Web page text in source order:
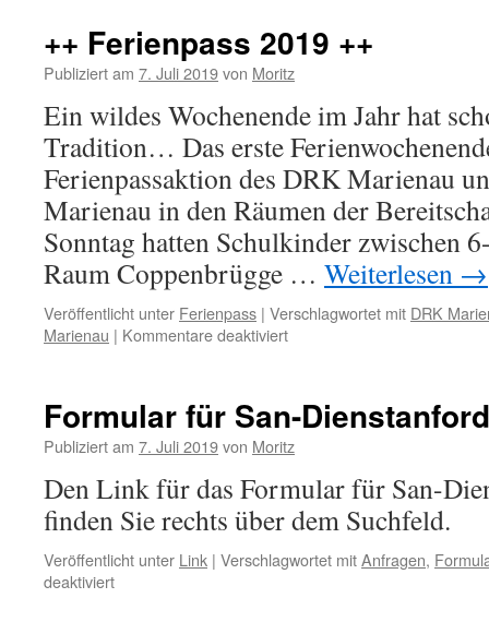
++ Ferienpass 2019 ++
Publiziert am 7. Juli 2019von Moritz
Ein wildes Wochenende im Jahr hat
Tradition… Das erste
Ferienpassaktion des DRK Marienau
Marienau in den Räumen der
Sonntag hatten Schulkinder zwischen
Raum Coppenbrügge … Weiterlesen →
Veröffentlicht unter Ferienpass | Verschlagwortet mit DRK
Marienau | Kommentare deaktiviertfür
++
Formular für San-
Publiziert am 7. Juli 2019von Moritz
Den Link für das Formular für San-
finden Sie rechts über dem Suchfeld.
Veröffentlicht unter Link | Verschlagwortet mitAnfragen,
deaktiviertfür